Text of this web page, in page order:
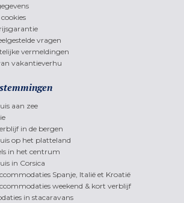
vragen
vermeldingen
vakantieverhu
aan zee
in de bergen
op het platteland
in het centrum
in Corsica
Spanje, Italië et Kroatië
weekend & kort verblijf
in stacaravans